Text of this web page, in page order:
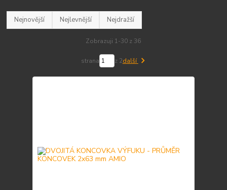
Nejnovější Nejlevnější Nejdražší
Zobrazuji 1-30 z 36
strana z 2další